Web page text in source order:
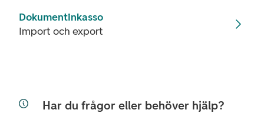
Dokumentinkasso
Import och export
Har du frågor eller behöver hjälp?